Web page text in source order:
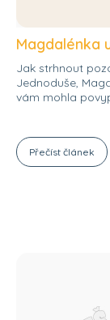
Magdalénka
Jak strhnout
Jednoduše,
vám mohla
Přečíst článek